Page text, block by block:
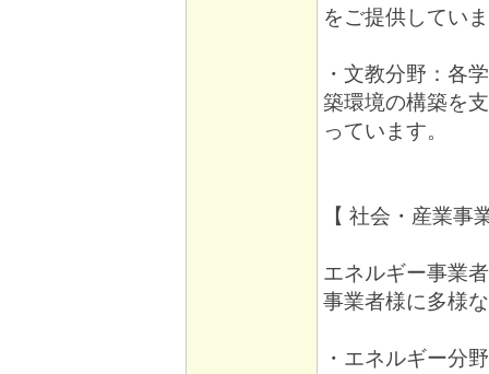
をご提供してい
・文教分野：各
築環境の構築を
っています。
【 社会・産業事
エネルギー事業
事業者様に多様
・エネルギー分